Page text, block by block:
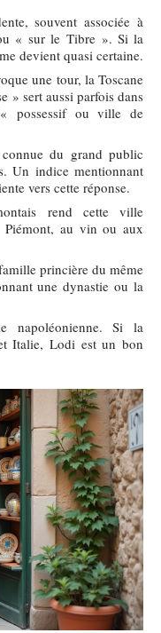
souvent associée à
« sur le Tibre ». Si la
devient quasi certaine.
une tour, la Toscane
» sert aussi parfois dans
possessif ou ville de
du grand public
Un indice mentionnant
vers cette réponse.
rend cette ville
Piémont, au vin ou aux
princière du même
une dynastie ou la
napoléonienne. Si la
Italie, Lodi est un bon